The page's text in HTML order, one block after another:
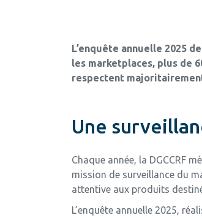
L’enquête annuelle 2025
les marketplaces, plus de
respectent
Une
Chaque année, la DGCCRF
mission de surveillance du
attentive aux produits
L’enquête annuelle 2025,